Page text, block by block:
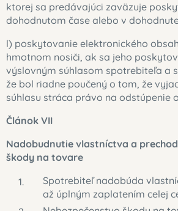
ktorej sa predávajúci zaväzuje
dohodnutom čase alebo v
l) poskytovanie elektronického
hmotnom nosiči, ak sa jeho
výslovným súhlasom spotrebiteľa a
že bol riadne poučený o tom, že
súhlasu stráca právo na odstúpenie
Článok VII
Nadobudnutie vlastníctva a
škody na tovare
Spotrebiteľ nadobúda
až úplným zaplatením celej